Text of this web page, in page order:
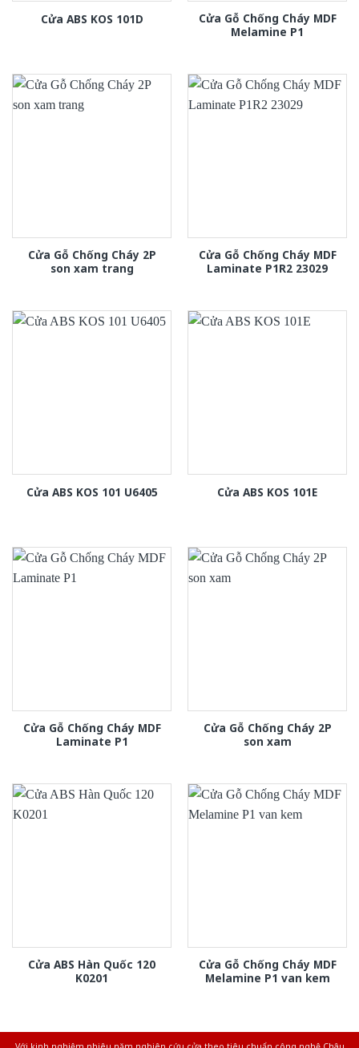
Cửa ABS KOS 101D
Cửa Gỗ Chống Cháy MDF
Melamine P1
Cửa Gỗ Chống Cháy 2P
son xam trang
Cửa Gỗ Chống Cháy MDF
Laminate P1R2 23029
Cửa ABS KOS 101 U6405 Cửa ABS KOS 101E
Cửa Gỗ Chống Cháy MDF
Laminate P1
Cửa Gỗ Chống Cháy 2P
son xam
Cửa ABS Hàn Quốc 120
K0201
Cửa Gỗ Chống Cháy MDF
Melamine P1 van kem